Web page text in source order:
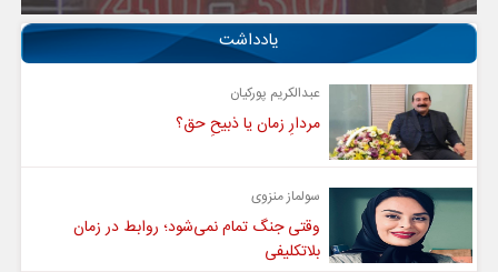
یادداشت
عبدالکریم پورکیان
مردارِ زمان یا ذبیحِ حق؟
سولماز منزوی
وقتی جنگ تمام نمی‌شود؛ روابط در زمان
بلاتکلیفی